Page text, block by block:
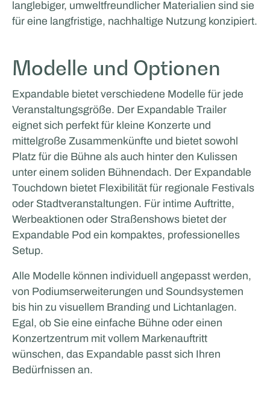
langlebiger, umweltfreundlicher Materialien sind sie
für eine langfristige, nachhaltige Nutzung konzipiert.
Modelle und Optionen
Expandable bietet verschiedene Modelle für jede
Veranstaltungsgröße. Der Expandable Trailer
eignet sich perfekt für kleine Konzerte und
mittelgroße Zusammenkünfte und bietet sowohl
Platz für die Bühne als auch hinter den Kulissen
unter einem soliden Bühnendach. Der Expandable
Touchdown bietet Flexibilität für regionale Festivals
oder Stadtveranstaltungen. Für intime Auftritte,
Werbeaktionen oder Straßenshows bietet der
Expandable Pod ein kompaktes, professionelles
Setup.
Alle Modelle können individuell angepasst werden,
von Podiumserweiterungen und Soundsystemen
bis hin zu visuellem Branding und Lichtanlagen.
Egal, ob Sie eine einfache Bühne oder einen
Konzertzentrum mit vollem Markenauftritt
wünschen, das Expandable passt sich Ihren
Bedürfnissen an.